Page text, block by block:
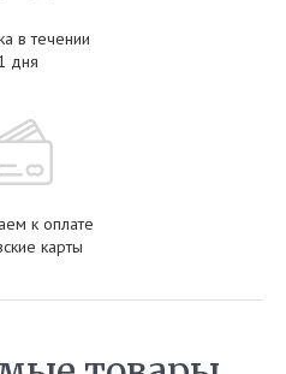
в течении
дня
к оплате
карты